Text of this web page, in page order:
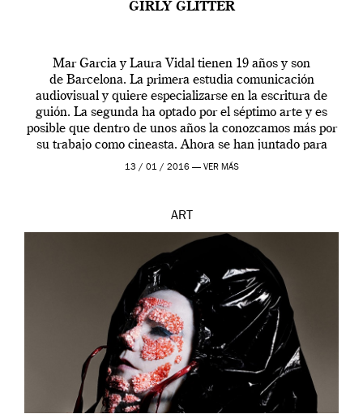
GIRLY GLITTER
Mar Garcia y Laura Vidal tienen 19 años y son
de Barcelona. La primera estudia comunicación
audiovisual y quiere especializarse en la escritura de
guión. La segunda ha optado por el séptimo arte y es
posible que dentro de unos años la conozcamos más por
su trabajo como cineasta. Ahora se han juntado para
contarnos una […]
13 / 01 / 2016 — VER MÁS
ART